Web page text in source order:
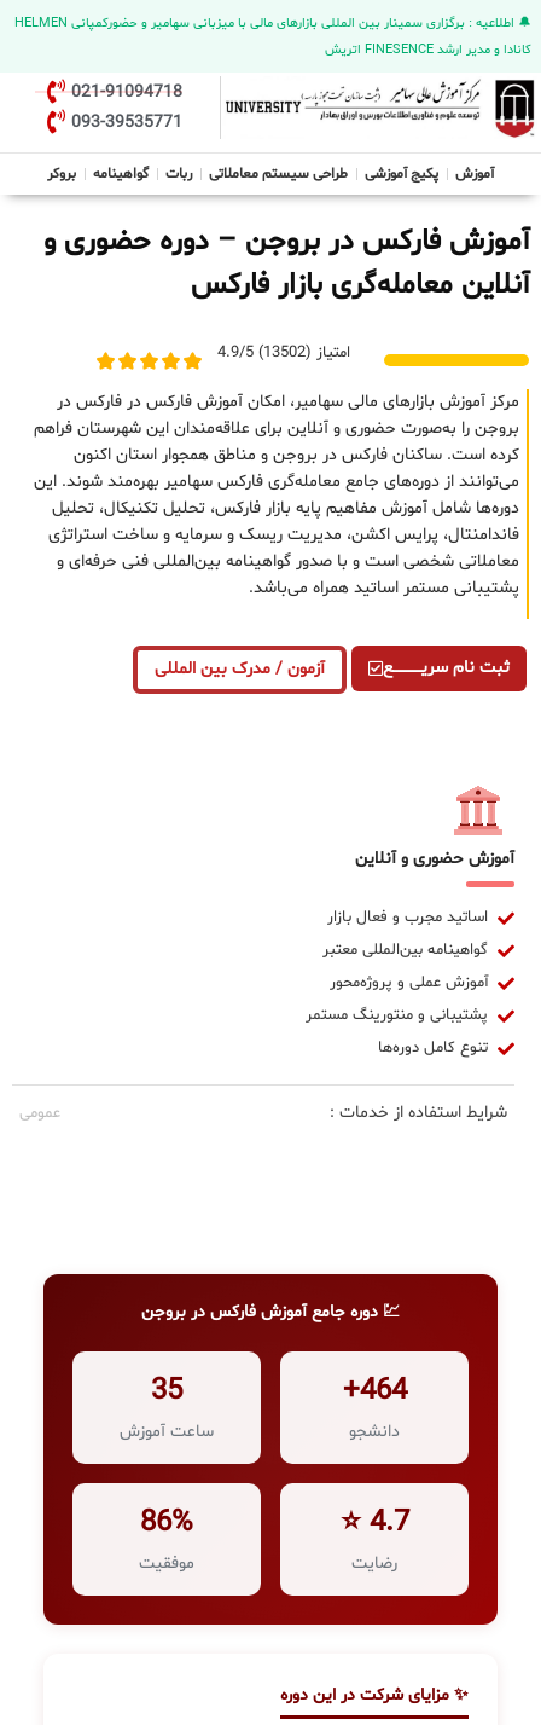
🔔 اطلاعیه : برگزاری سمینار بین المللی بازارهای مالی با میزبانی سهامیر و حضورکمپانی HELMEN
کانادا و مدیر ارشد FINESENCE اتریش
021-91094718
093-39535771
آموزش پکیج آموزشی طراحی سیستم معاملاتی ربات گواهینامه بروکر
آموزش فارکس در بروجن – دوره حضوری و
آنلاین معامله‌گری بازار فارکس
امتیاز (13502) 4.9/5
مرکز آموزش بازارهای مالی سهامیر، امکان آموزش فارکس در فارکس در
بروجن را به‌صورت حضوری و آنلاین برای علاقه‌مندان این شهرستان فراهم
کرده است. ساکنان فارکس در بروجن و مناطق همجوار استان اکنون
می‌توانند از دوره‌های جامع معامله‌گری فارکس سهامیر بهره‌مند شوند. این
دوره‌ها شامل آموزش مفاهیم پایه بازار فارکس، تحلیل تکنیکال، تحلیل
فاندامنتال، پرایس اکشن، مدیریت ریسک و سرمایه و ساخت استراتژی
معاملاتی شخصی است و با صدور گواهینامه بین‌المللی فنی حرفه‌ای و
پشتیبانی مستمر اساتید همراه می‌باشد.
ثبت نام سریــــــــــــع آزمون / مدرک بین المللی
آموزش حضوری و آنلاین
اساتید مجرب و فعال بازار
گواهینامه بین‌المللی معتبر
آموزش عملی و پروژه‌محور
پشتیبانی و منتورینگ مستمر
تنوع کامل دوره‌ها
شرایط استفاده از خدمات : عمومی
💹 دوره جامع آموزش فارکس در بروجن
464+
دانشجو
35
ساعت آموزش
4.7 ⭐
رضایت
86%
موفقیت
✨ مزایای شرکت در این دوره